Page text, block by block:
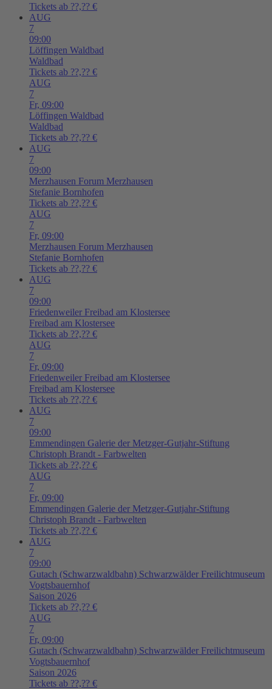
Tickets ab ??,?? €
AUG
7
09:00
Löffingen Waldbad
Waldbad
Tickets ab ??,?? €
AUG
7
Fr, 09:00
Löffingen Waldbad
Waldbad
Tickets ab ??,?? €
AUG
7
09:00
Merzhausen Forum Merzhausen
Stefanie Bornhofen
Tickets ab ??,?? €
AUG
7
Fr, 09:00
Merzhausen Forum Merzhausen
Stefanie Bornhofen
Tickets ab ??,?? €
AUG
7
09:00
Friedenweiler Freibad am Klostersee
Freibad am Klostersee
Tickets ab ??,?? €
AUG
7
Fr, 09:00
Friedenweiler Freibad am Klostersee
Freibad am Klostersee
Tickets ab ??,?? €
AUG
7
09:00
Emmendingen Galerie der Metzger-Gutjahr-Stiftung
Christoph Brandt - Farbwelten
Tickets ab ??,?? €
AUG
7
Fr, 09:00
Emmendingen Galerie der Metzger-Gutjahr-Stiftung
Christoph Brandt - Farbwelten
Tickets ab ??,?? €
AUG
7
09:00
Gutach (Schwarzwaldbahn) Schwarzwälder Freilichtmuseum
Vogtsbauernhof
Saison 2026
Tickets ab ??,?? €
AUG
7
Fr, 09:00
Gutach (Schwarzwaldbahn) Schwarzwälder Freilichtmuseum
Vogtsbauernhof
Saison 2026
Tickets ab ??,?? €